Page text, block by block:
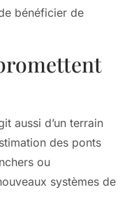
bénéficier de
aussi d’un terrain
des ponts
ou
systèmes de